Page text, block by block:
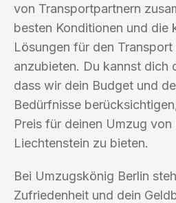
von Transportpartnern
besten Konditionen und die
Lösungen für den
anzubieten. Du kannst dich
dass wir dein Budget und
Bedürfnisse
Preis für deinen Umzug von
Liechtenstein zu bieten.
Bei Umzugskönig Berlin
Zufriedenheit und dein